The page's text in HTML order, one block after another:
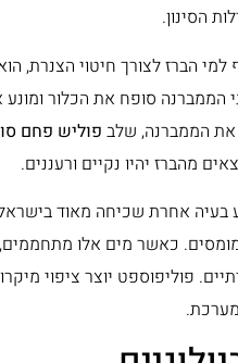
הסינון.
הברז לצורך חיטוי הצנרת,
הממברנה סופח את הכלור ומונע
את הממברנה, שלב
מהברז יהיו נקיים ורעננים.
בעיה אחרת שכיחה מאוד
מומסים. כאשר מים אלו
פוליפוספט יוצר ציפוי